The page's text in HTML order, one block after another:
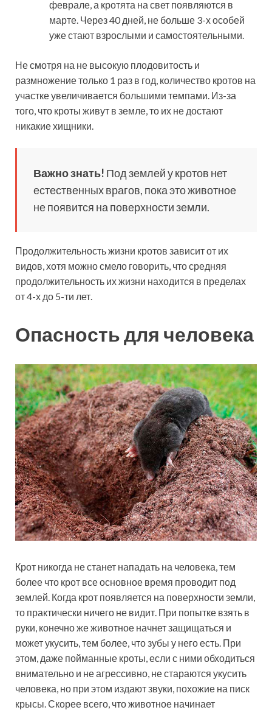
феврале, а кротята на свет появляются в
марте. Через 40 дней, не больше 3-х особей
уже стают взрослыми и самостоятельными.
Не смотря на не высокую плодовитость и
размножение только 1 раз в год, количество кротов на
участке увеличивается большими темпами. Из-за
того, что кроты живут в земле, то их не достают
никакие хищники.
Важно знать! Под землей у кротов нет
естественных врагов, пока это животное
не появится на поверхности земли.
Продолжительность жизни кротов зависит от их
видов, хотя можно смело говорить, что средняя
продолжительность их жизни находится в пределах
от 4-х до 5-ти лет.
Опасность для человека
Крот никогда не станет нападать на человека, тем
более что крот все основное время проводит под
землей. Когда крот появляется на поверхности земли,
то практически ничего не видит. При попытке взять в
руки, конечно же животное начнет защищаться и
может укусить, тем более, что зубы у него есть. При
этом, даже пойманные кроты, если с ними обходиться
внимательно и не агрессивно, не стараются укусить
человека, но при этом издают звуки, похожие на писк
крысы. Скорее всего, что животное начинает